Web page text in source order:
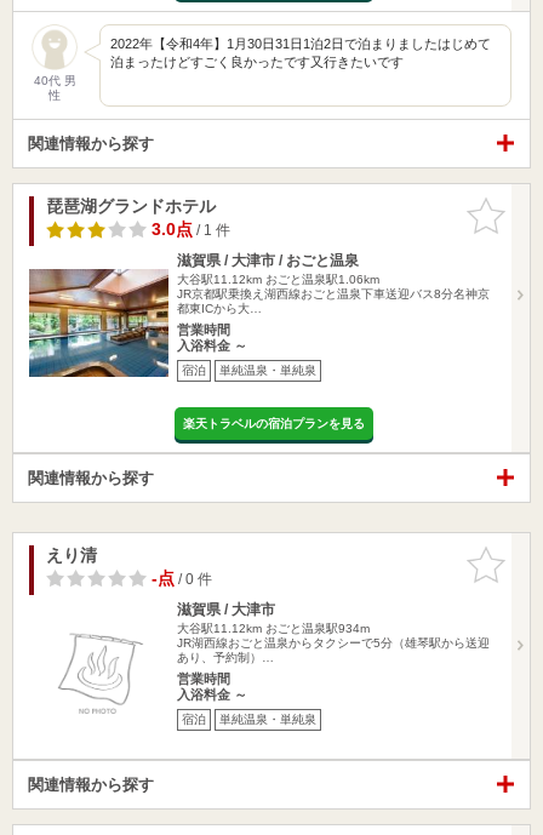
40代 男
性
2022年【令和4年】1月30日31日1泊2日で泊まりましたはじめて
泊まったけどすごく良かったです又行きたいです
関連情報から探す
お気に入
りに追加
琵琶湖グランドホテル
3.0点/ 1 件
滋賀県 / 大津市 / おごと温泉
大谷駅11.12km おごと温泉駅1.06km
JR京都駅乗換え湖西線おごと温泉下車送迎バス8分名神京
都東ICから大…
営業時間
入浴料金 ～
宿泊 単純温泉・単純泉
楽天トラベルの宿泊プランを見る
関連情報から探す
お気に入
りに追加
えり清
-点/ 0 件
滋賀県 / 大津市
大谷駅11.12km おごと温泉駅934m
JR湖西線おごと温泉からタクシーで5分（雄琴駅から送迎
あり、予約制）…
営業時間
入浴料金 ～
宿泊 単純温泉・単純泉
関連情報から探す